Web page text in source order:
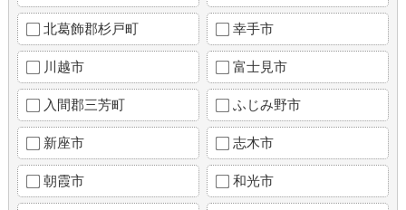
北葛飾郡杉戸町 幸手市
川越市 富士見市
入間郡三芳町 ふじみ野市
新座市 志木市
朝霞市 和光市